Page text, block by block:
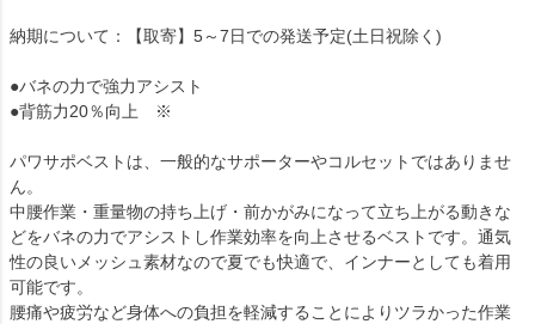
納期について：【取寄】5～7日での発送予定(土日祝除く)
●バネの力で強力アシスト
●背筋力20％向上 ※
パワサポベストは、一般的なサポーターやコルセットではありませ
ん。
中腰作業・重量物の持ち上げ・前かがみになって立ち上がる動きな
どをバネの力でアシストし作業効率を向上させるベストです。通気
性の良いメッシュ素材なので夏でも快適で、インナーとしても着用
可能です。
腰痛や疲労など身体への負担を軽減することによりツラかった作業